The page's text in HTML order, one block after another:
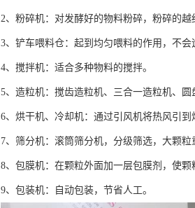
2、粉碎机：对发酵好的物料粉碎，粉碎的越
3、铲车喂料仓：起到均匀喂料的作用，不会
4、搅拌机：适合多种物料的搅拌。
5、造粒机：搅齿造粒机、三合一造粒机、圆
6、烘干机、冷却机：通过引风机将热风引到
7、筛分机：滚筒筛分机，分级筛选，大颗
8、包膜机：在颗粒外面加一层包膜剂，使
9、包装机：自动包装，节省人工。